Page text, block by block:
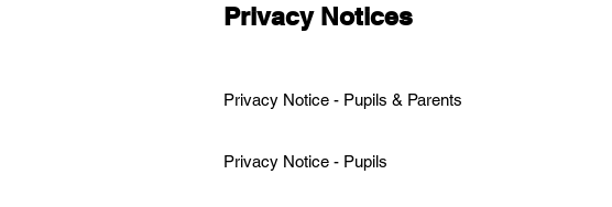
Privacy Notices
Privacy Notice - Pupils & Parents
Privacy Notice - Pupils